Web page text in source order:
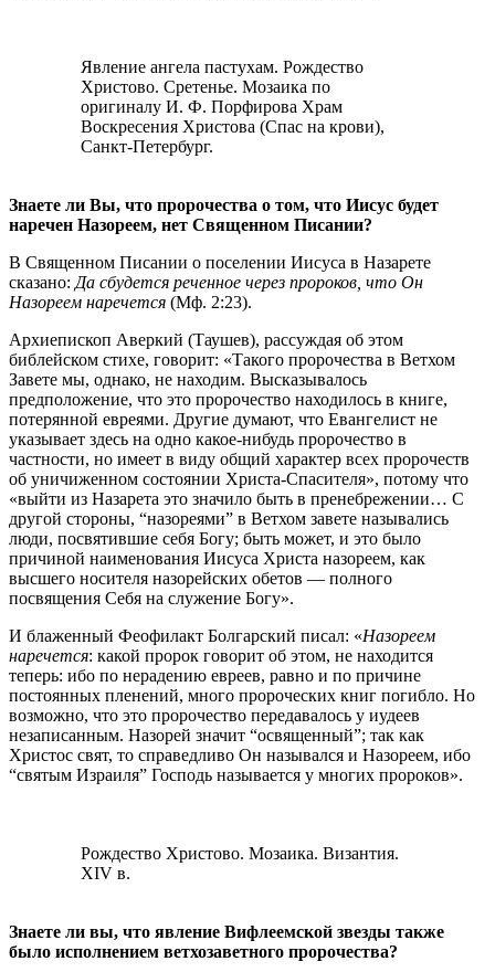
Явление ангела пастухам. Рождество
Христово. Сретенье. Мозаика по
оригиналу И. Ф. Порфирова Храм
Воскресения Христова (Спас на крови),
Санкт-Петербург.
Знаете ли Вы, что пророчества о том, что Иисус будет
наречен Назореем, нет Священном Писании?
В Священном Писании о поселении Иисуса в Назарете
сказано:Да сбудется реченное через пророков, что Он
Назореем наречется (Мф. 2:23).
Архиепископ Аверкий (Таушев), рассуждая об этом
библейском стихе, говорит: «Такого пророчества в Ветхом
Завете мы, однако, не находим. Высказывалось
предположение, что это пророчество находилось в книге,
потерянной евреями. Другие думают, что Евангелист не
указывает здесь на одно какое-нибудь пророчество в
частности, но имеет в виду общий характер всех пророчеств
об уничиженном состоянии Христа-Спасителя», потому что
«выйти из Назарета это значило быть в пренебрежении… С
другой стороны, “назореями” в Ветхом завете назывались
люди, посвятившие себя Богу; быть может, и это было
причиной наименования Иисуса Христа назореем, как
высшего носителя назорейских обетов — полного
посвящения Себя на служение Богу».
И блаженный Феофилакт Болгарский писал: «Назореем
наречется: какой пророк говорит об этом, не находится
теперь: ибо по нерадению евреев, равно и по причине
постоянных пленений, много пророческих книг погибло. Но
возможно, что это пророчество передавалось у иудеев
незаписанным. Назорей значит “освященный”; так как
Христос свят, то справедливо Он назывался и Назореем, ибо
“святым Израиля” Господь называется у многих пророков».
Рождество Христово. Мозаика. Византия.
XIV в.
Знаете ли вы, что явление Вифлеемской звезды также
было исполнением ветхозаветного пророчества?